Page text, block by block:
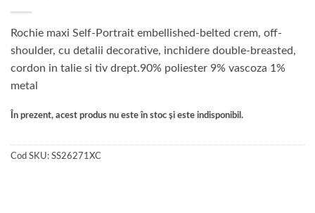
Rochie maxi Self-Portrait embellished-belted crem, off-
shoulder, cu detalii decorative, inchidere double-breasted,
cordon in talie si tiv drept.90% poliester 9% vascoza 1%
metal
În prezent, acest produs nu este în stoc și este indisponibil.
Cod SKU: SS26271XC